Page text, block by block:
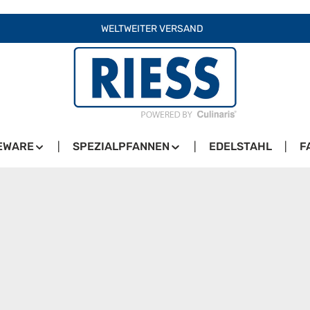
WELTWEITER VERSAND
SPEZIALPFANNEN EDELSTAHL